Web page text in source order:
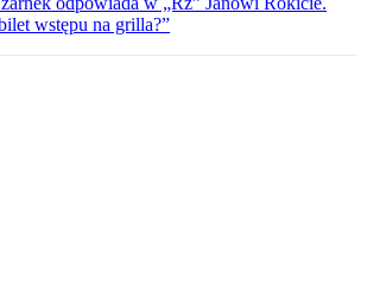
wstępu na grilla?”